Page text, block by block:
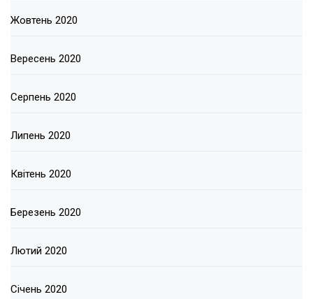
Жовтень 2020
Вересень 2020
Серпень 2020
Липень 2020
Квітень 2020
Березень 2020
Лютий 2020
Січень 2020